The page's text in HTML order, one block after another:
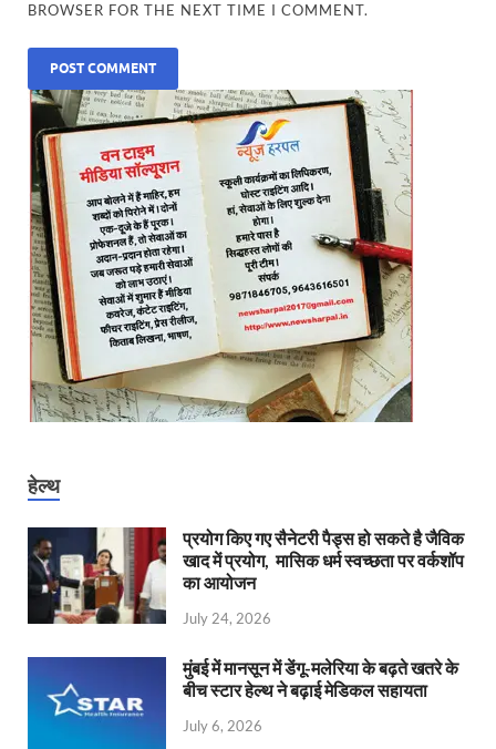
BROWSER FOR THE NEXT TIME I COMMENT.
हेल्थ
प्रयोग किए गए सैनेटरी पैड्स हो सकते है जैविक
खाद में प्रयोग, मासिक धर्म स्वच्छता पर वर्कशॉप
का आयोजन
July 24, 2026
मुंबई में मानसून में डेंगू-मलेरिया के बढ़ते खतरे के
बीच स्टार हेल्थ ने बढ़ाई मेडिकल सहायता
July 6, 2026